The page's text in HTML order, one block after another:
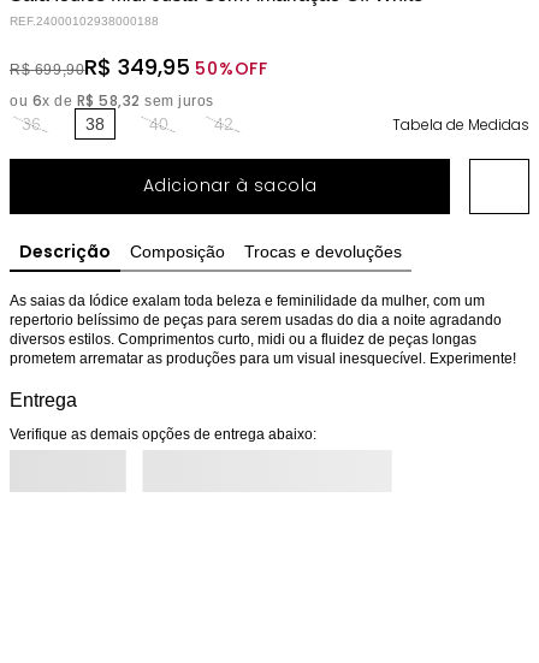
REF.24000102938000188
R$ 699,90R$ 349,95 50%OFF
ou 6x de R$ 58,32 sem juros
36 38 40 42 Tabela de Medidas
Adicionar à sacola
Descrição Composição Trocas e devoluções
As saias da Iódice exalam toda beleza e feminilidade da mulher, com um
repertorio belíssimo de peças para serem usadas do dia a noite agradando
diversos estilos. Comprimentos curto, midi ou a fluidez de peças longas
prometem arrematar as produções para um visual inesquecível. Experimente!
Entrega
Verifique as demais opções de entrega abaixo: